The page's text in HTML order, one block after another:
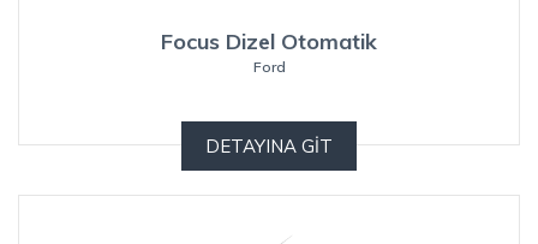
Focus Dizel Otomatik
Ford
DETAYINA GİT